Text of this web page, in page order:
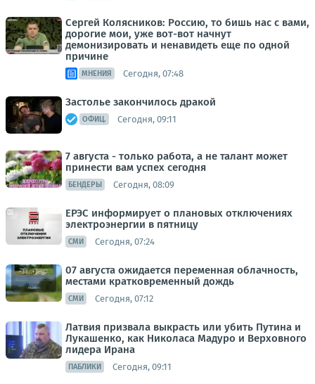
Сергей Колясников: Россию, то бишь нас с вами,
дорогие мои, уже вот-вот начнут
демонизировать и ненавидеть еще по одной
причине
МНЕНИЯ Сегодня, 07:48
Застолье закончилось дракой
ОФИЦ. Сегодня, 09:11
7 августа - только работа, а не талант может
принести вам успех сегодня
БЕНДЕРЫ Сегодня, 08:09
ЕРЭС информирует о плановых отключениях
электроэнергии в пятницу
СМИ Сегодня, 07:24
07 августа ожидается переменная облачность,
местами кратковременный дождь
СМИ Сегодня, 07:12
Латвия призвала выкрасть или убить Путина и
Лукашенко, как Николаса Мадуро и Верховного
лидера Ирана
ПАБЛИКИ Сегодня, 09:11